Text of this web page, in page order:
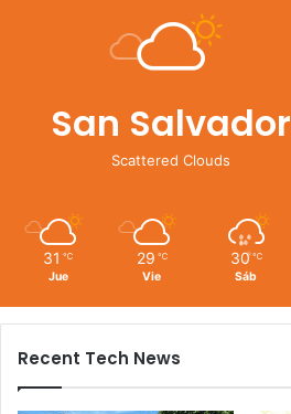
San Salvador
Scattered Clouds
31 ℃
Jue
29 ℃
Vie
30 ℃
Sáb
Recent Tech News